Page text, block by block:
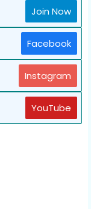
Join Now
Facebook
Instagram
YouTube